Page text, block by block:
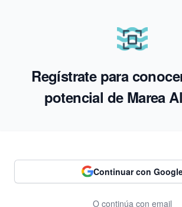
Regístrate para
potencial de Marea
Continuar con
O continúa con email